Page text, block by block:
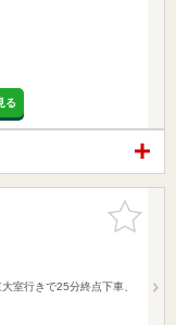
る
お気に入
りに追加
室行きで25分終点下車、